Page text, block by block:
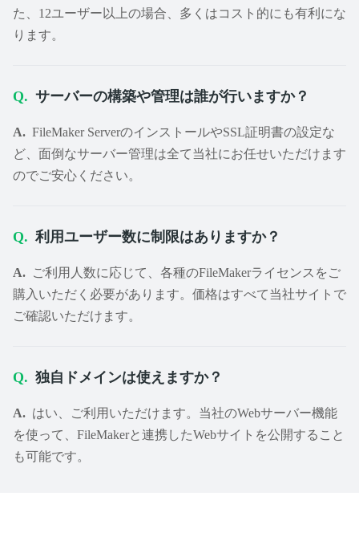
た、12ユーザー以上の場合、多くはコスト的にも有利にな
ります。
サーバーの構築や管理は誰が行いますか？
FileMaker ServerのインストールやSSL証明書の設定な
ど、面倒なサーバー管理は全て当社にお任せいただけます
のでご安心ください。
利用ユーザー数に制限はありますか？
ご利用人数に応じて、各種のFileMakerライセンスをご
購入いただく必要があります。価格はすべて当社サイトで
ご確認いただけます。
独自ドメインは使えますか？
はい、ご利用いただけます。当社のWebサーバー機能
を使って、FileMakerと連携したWebサイトを公開すること
も可能です。